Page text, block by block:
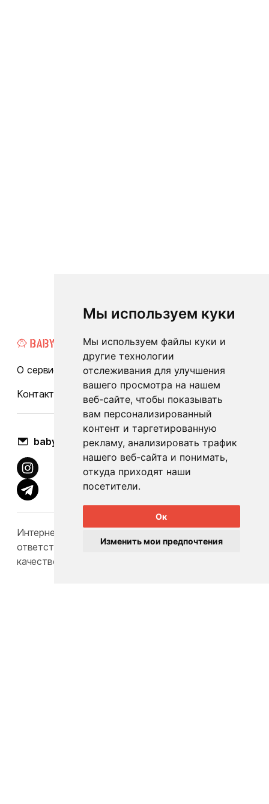
Мы используем куки
Мы используем файлы куки и
другие технологии
отслеживания для улучшения
вашего просмотра на нашем
веб-сайте, чтобы показывать
вам персонализированный
контент и таргетированную
рекламу, анализировать трафик
нашего веб-сайта и понимать,
откуда приходят наши
посетители.
Ок
Изменить мои предпочтения
О сервисе Каталог Бренды Блог
FAQ
Контакты
Оплата и доставка
babylook.gm@gmail.com
Интернет-каталог Babylook.by не несет
ответственность за конечную стоимость и
качество товаров.